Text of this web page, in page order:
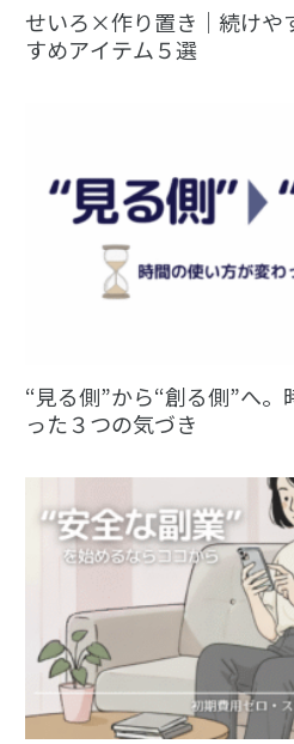
せいろ×作り置き｜続けや
すめアイテム５選
“見る側”から“創る側”へ
った３つの気づき